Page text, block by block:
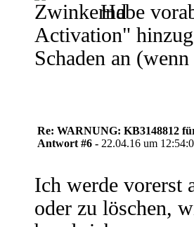
Habe
Activation"
Schaden an
Re: WARNUNG: KB3148812
Antwort #6 - 22.04.16 um
Ich werde vorerst
oder zu löschen,